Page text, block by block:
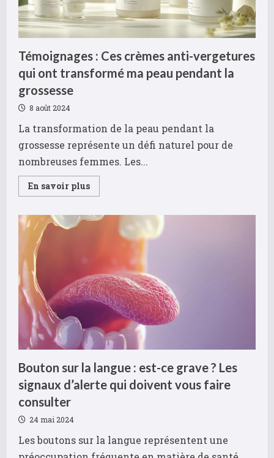
Témoignages : Ces crèmes anti-vergetures
qui ont transformé ma peau pendant la
grossesse
8 août 2024
La transformation de la peau pendant la
grossesse représente un défi naturel pour de
nombreuses femmes. Les...
En savoir plusRead
more
:
crèmes
ont
transformé
ma
peau
pendant
grossesse
Bouton sur la langue : est-ce grave ? Les
signaux d’alerte qui doivent vous faire
consulter
24 mai 2024
Les boutons sur la langue représentent une